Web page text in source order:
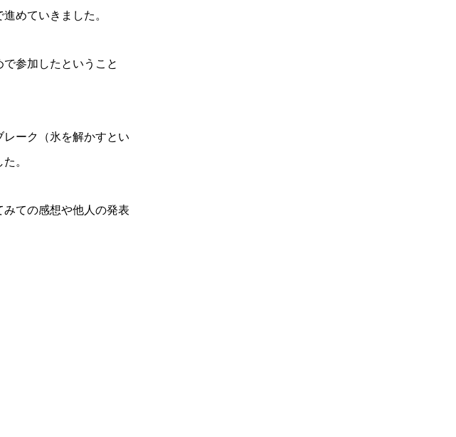
めていきました。
参加したということ
ーク（氷を解かすとい
。
ての感想や他人の発表